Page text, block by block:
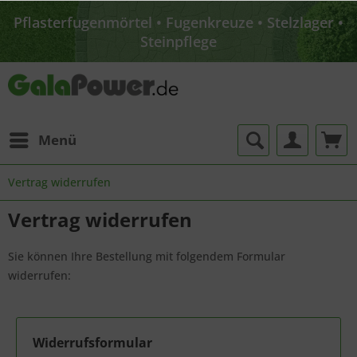
Pflasterfugenmörtel • Fugenkreuze • Stelzlager •
Steinpflege
Sparen Sie Versandkosten: Abholung im Lager
Ratingen möglich
Pflasterfugenmörtel • Fugenkreuze • Stelzlager •
Menü
Vertrag widerrufen
Vertrag widerrufen
Sie können Ihre Bestellung mit folgendem Formular
widerrufen:
Widerrufsformular